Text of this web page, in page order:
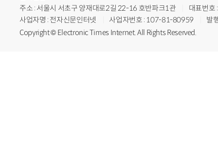
주소 : 서울시 서초구 양재대로2길 22-16 호반파크1관
대표번
사업자명 : 전자신문인터넷
사업자번호 : 107-81-80959
발
Copyright © Electronic Times Internet. All Rights Reserved.